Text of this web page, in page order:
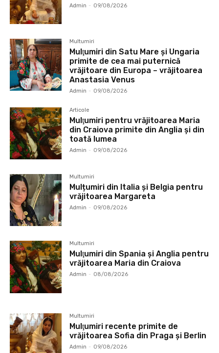
Admin - 09/08/2026
Multumiri
Mulţumiri din Satu Mare și Ungaria
primite de cea mai puternică
vrăjitoare din Europa – vrăjitoarea
Anastasia Venus
Admin - 09/08/2026
Articole
Mulţumiri pentru vrăjitoarea Maria
din Craiova primite din Anglia și din
toată lumea
Admin - 09/08/2026
Multumiri
Mulțumiri din Italia și Belgia pentru
vrăjitoarea Margareta
Admin - 09/08/2026
Multumiri
Mulţumiri din Spania şi Anglia pentru
vrăjitoarea Maria din Craiova
Admin - 08/08/2026
Multumiri
Mulţumiri recente primite de
vrăjitoarea Sofia din Praga și Berlin
Admin - 09/08/2026